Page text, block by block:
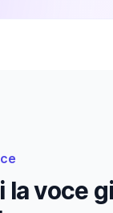
la voce